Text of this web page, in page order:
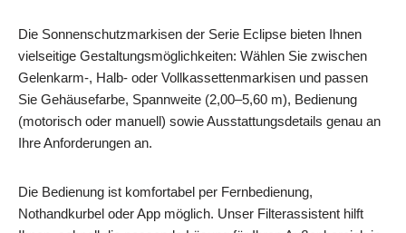
Die Sonnenschutzmarkisen der Serie Eclipse bieten Ihnen
vielseitige Gestaltungsmöglichkeiten: Wählen Sie zwischen
Gelenkarm-, Halb- oder Vollkassettenmarkisen und passen
Sie Gehäusefarbe, Spannweite (2,00–5,60 m), Bedienung
(motorisch oder manuell) sowie Ausstattungsdetails genau an
Ihre Anforderungen an.
Die Bedienung ist komfortabel per Fernbedienung,
Nothandkurbel oder App möglich. Unser Filterassistent hilft